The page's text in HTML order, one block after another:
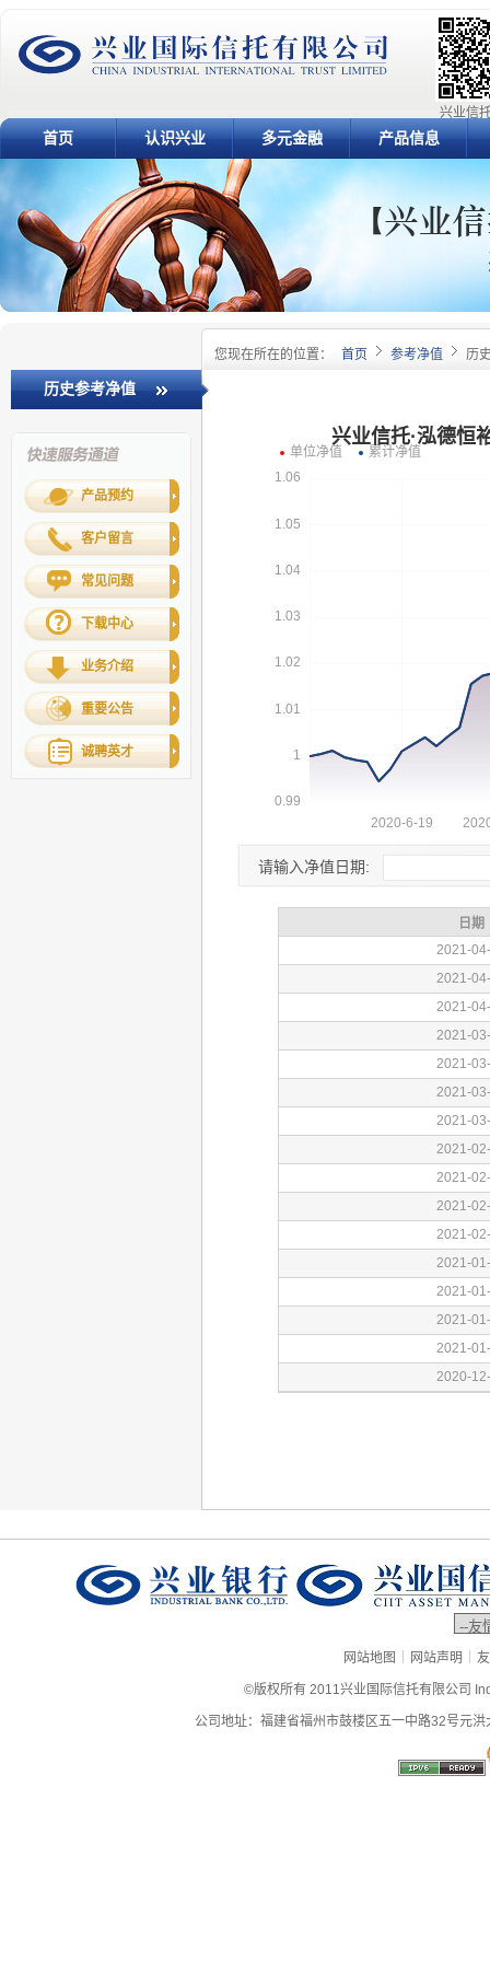
兴业信
首页 认识兴业 多元金融 产品信息
您现在所在的位置： 首页 参考净值 历
历史参考净值
产品预约
客户留言
常见问题
下载中心
业务介绍
重要公告
诚聘英才
请输入净值日期:
网站地图 | 网站声明 |
©版权所有 2011兴业国际信托有限公司
公司地址：福建省福州市鼓楼区五一中路32号元